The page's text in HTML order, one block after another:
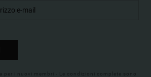
per i nuovi membri - Le condizioni complete sono